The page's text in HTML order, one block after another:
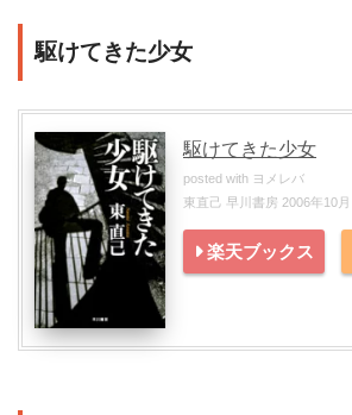
駆けてきた少女
駆けてきた少女
posted with ヨメレバ
東直己 早川書房 2006年10月
楽天ブックス